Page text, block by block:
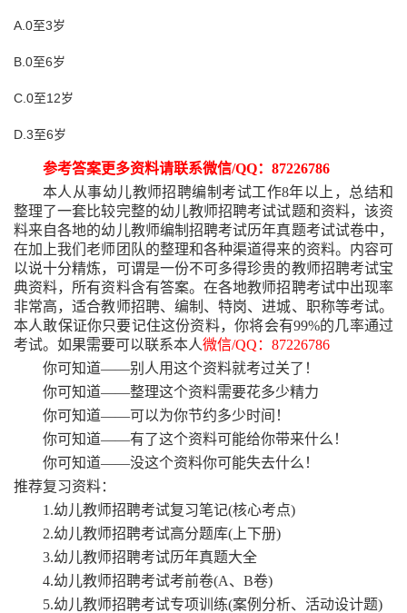
A.0至3岁
B.0至6岁
C.0至12岁
D.3至6岁
参考答案更多资料请联系微信/QQ：87226786
本人从事幼儿教师招聘编制考试工作8年以上，总结和
整理了一套比较完整的幼儿教师招聘考试试题和资料，该资
料来自各地的幼儿教师编制招聘考试历年真题考试试卷中，
在加上我们老师团队的整理和各种渠道得来的资料。内容可
以说十分精炼，可谓是一份不可多得珍贵的教师招聘考试宝
典资料，所有资料含有答案。在各地教师招聘考试中出现率
非常高，适合教师招聘、编制、特岗、进城、职称等考试。
本人敢保证你只要记住这份资料，你将会有99%的几率通过
考试。如果需要可以联系本人微信/QQ：87226786
你可知道——别人用这个资料就考过关了！
你可知道——整理这个资料需要花多少精力
你可知道——可以为你节约多少时间！
你可知道——有了这个资料可能给你带来什么！
你可知道——没这个资料你可能失去什么！
推荐复习资料：
1.幼儿教师招聘考试复习笔记(核心考点)
2.幼儿教师招聘考试高分题库(上下册)
3.幼儿教师招聘考试历年真题大全
4.幼儿教师招聘考试考前卷(A、B卷)
5.幼儿教师招聘考试专项训练(案例分析、活动设计题)